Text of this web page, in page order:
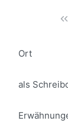
Ort
als